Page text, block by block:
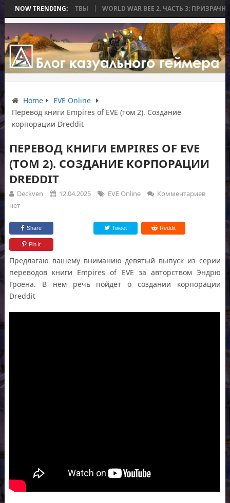
NOW TRENDING:
БЕЗ БИТВЫ WORLD WAR BEE 2. ЧАСТЬ 3: ПРИЗРАЧНЫЕ
Home
EVE Online
Перевод книги Empires of EVE (том 2). Создание
корпорации Dreddit
ПЕРЕВОД КНИГИ EMPIRES OF EVE
(ТОМ 2). СОЗДАНИЕ КОРПОРАЦИИ
DREDDIT
Deckven 12.04.2025 EVE Online
Комментариев
нет
Share Tweet Reddit
Pin it
Предлагаю вашему вниманию девятый выпуск из серии
переводов книги Empires of EVE за авторством Эндрю
Гроена. В нем речь пойдет о создании корпорации
Dreddit